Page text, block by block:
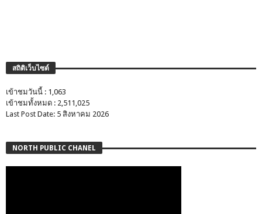
สถิติเว็บไซต์
เข้าชมวันนี้ : 1,063
เข้าชมทั้งหมด : 2,511,025
Last Post Date: 5 สิงหาคม 2026
NORTH PUBLIC CHANEL